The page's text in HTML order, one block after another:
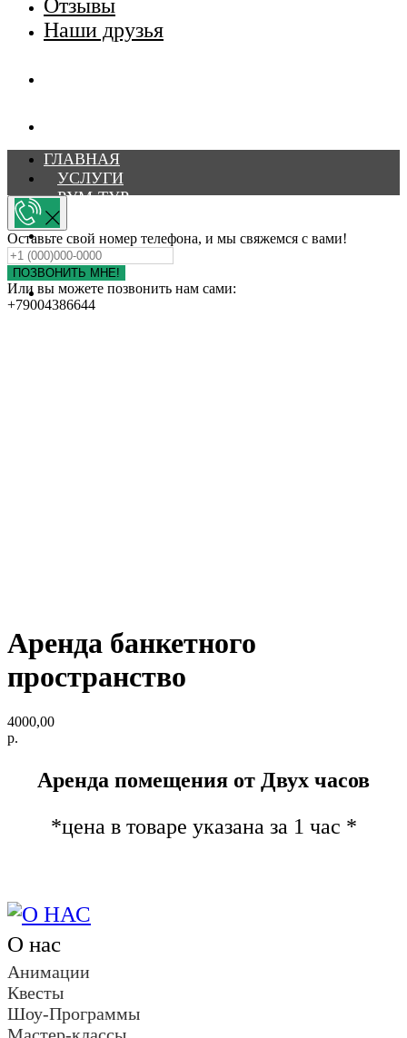
Отзывы
Наши друзья
ГЛАВНАЯ
УСЛУГИ
РУМ-ТУР
АФИША
ПОРТФОЛИО
КОНТАКТЫ
ОТЗЫВЫ
НАШИ ДРУЗЬЯ
Оставьте свой номер телефона, и мы свяжемся с вами!
ПОЗВОНИТЬ МНЕ!
Или вы можете позвонить нам сами:
+79004386644
Аренда банкетного
пространство
4000,00
р.
Аренда помещения от Двух часов
*цена в товаре указана за 1 час *
О нас
Анимации
Квесты
Шоу-Программы